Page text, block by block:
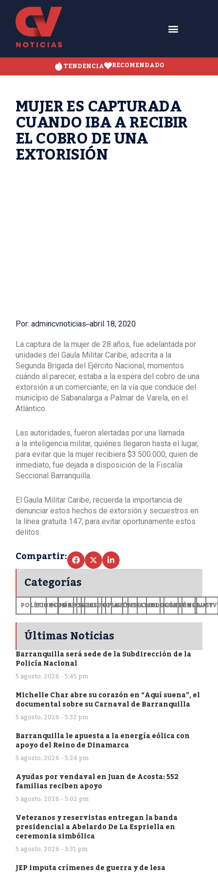
TENDENCIA RECOMENDADO
MUJER ES CAPTURADA
CUANDO IBA A RECIBIR
EL COBRO DE UNA
EXTORISIÓN
Por: admincvnoticias abril 18, 2020
La captura de la mujer de 28 años, fue adelantada por
unidades del Gaula Militar Caribe, adscrita a la
Segunda Brigada del Ejército Nacional, momentos
cuándo al parecer, estaba a la espera del cobro de una
extorsión a un comerciante, en la vía que conduce del
municipio de Sabanalarga a Palmar de Varela, en el
Atlántico.
Las autoridades, fueron alertadas por una llamada
a la inteligencia militar, quiénes llegaron hasta el lugar,
para evitar que la mujer recibiera $3.500.000, quien de
inmediato, fue dejada a disposición de la Fiscalía
Seccional Barranquilla.
El Gaula Militar Caribe, recuerda la importancia de
denunciar estos hechos de extorsión y secuestros en
la línea gratuita 147, para evitar oportunamente estos
delitos.
Compartir:
Categorías
POLÍTICA
ECONOMÍA
MUNDODEPORTES
SALUDCIENCIA
OPINIÓN
GENERALES
TECNOLOGÍA
EDUCACIÓN
CULTURA+CV
Últimas Noticias
Barranquilla será sede de la Subdirección de la
Policía Nacional
5 agosto, 2026 - 5:45 pm
Michelle Char abre su corazón en “Aquí suena”, el
documental sobre su Carnaval de Barranquilla
5 agosto, 2026 - 5:32 pm
Barranquilla le apuesta a la energía eólica con
apoyo del Reino de Dinamarca
5 agosto, 2026 - 5:24 pm
Ayudas por vendaval en Juan de Acosta: 552
familias reciben apoyo
5 agosto, 2026 - 5:02 pm
Veteranos y reservistas entregan la banda
presidencial a Abelardo De La Espriella en
ceremonia simbólica
5 agosto, 2026 - 3:31 pm
JEP imputa crímenes de guerra y de lesa